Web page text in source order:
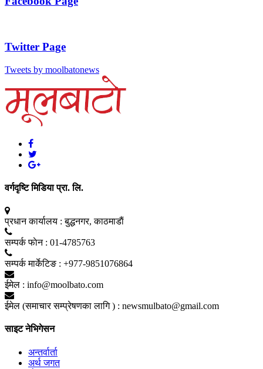
Twitter Page
Tweets by moolbatonews
वर्गदृष्टि मिडिया प्रा. लि.
प्रधान कार्यालय : बुद्धनगर, काठमाडाैं
सम्पर्क फाेन : 01-4785763
सम्पर्क मार्केटिङ : +977-9851076864
ईमेल : info@moolbato.com
ईमेल (समाचार सम्प्रेषणका लागि ) : newsmulbato@gmail.com
साइट नेभिगेसन
अन्तर्वार्ता
अर्थ जगत